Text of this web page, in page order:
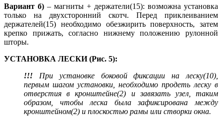
Вариант б) – магниты + держатели(15): возможна установка
только на двухсторонний скотч. Перед приклеиванием
держателей(15) необходимо обезжирить поверхность, затем
крепко прижать, согласно нижнему положению рулонной
шторы.
УСТАНОВКА ЛЕСКИ (Рис. 5):
!!! При установке боковой фиксации на леску(10),
первым шагом установки, необходимо продеть леску в
отверстия в кронштейне(2) и завязать узел, таким
образом, чтобы леска была зафиксирована между
кронштейном(2) и плоскостью рамы или створки окна.